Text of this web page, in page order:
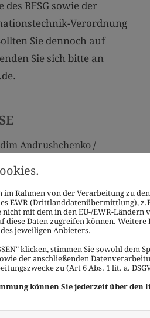
BFSG sowie der
Verordnung
Sie dennoch auf
Sie sich bitte an
Andrushchenko /
/ stock.adobe.com
/ stock.adobe.com
/ stock.adobe.com
erstellen
Rahmen von der Verarbeitung zu
EWR (Drittlanddatenübermittlung),
mit dem in den EU-/EWR-Ländern
diese Daten zugreifen können.
jeweiligen Anbieters.
klicken, stimmen Sie sowohl
der anschließenden
zu (Art 6 Abs. 1 lit. a.
können Sie jederzeit über